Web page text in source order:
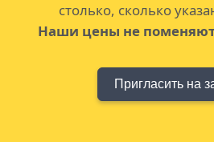
столько, сколько
Наши цены не
Пригласить на